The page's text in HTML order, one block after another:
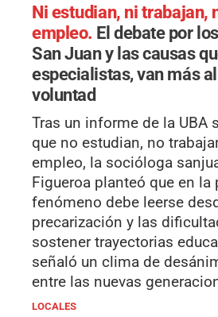
Ni estudian, ni trabajan,
empleo. El debate por
San Juan y las causas
especialistas, van más
voluntad
Tras un informe de la UBA
que no estudian, no
empleo, la socióloga
Figueroa planteó que en la
fenómeno debe leerse
precarización y las
sostener trayectorias
señaló un clima de
entre las nuevas
LOCALES